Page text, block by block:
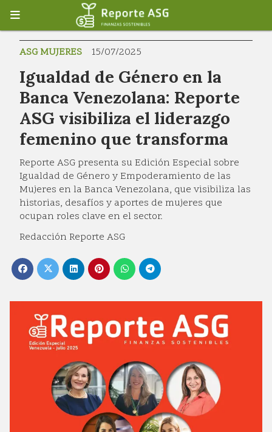
Igualdad de Género en la
Banca Venezolana: Reporte
ASG visibiliza el liderazgo
femenino que transforma
Reporte ASG presenta su Edición Especial sobre
Igualdad de Género y Empoderamiento de las
Mujeres en la Banca Venezolana, que visibiliza las
historias, desafíos y aportes de mujeres que
ocupan roles clave en el sector.
ASG MUJERES 15/07/2025
Redacción Reporte ASG